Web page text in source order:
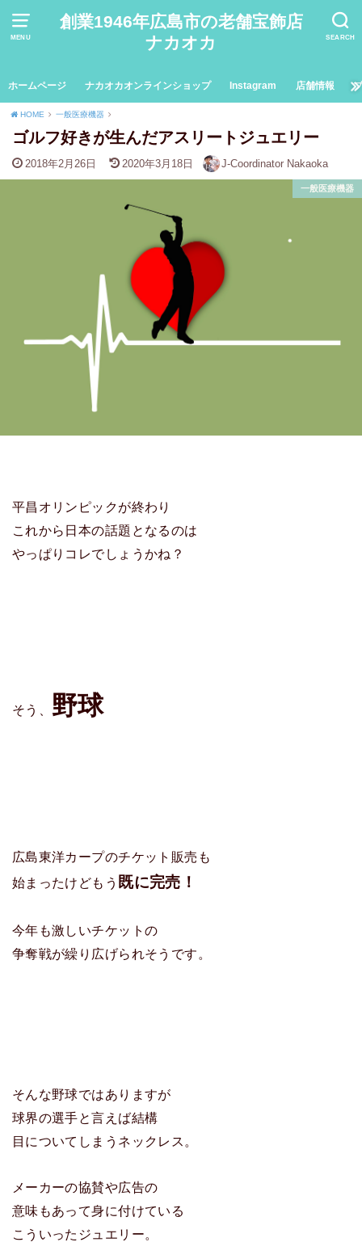
MENU SEARCH
創業1946年広島市の老舗宝飾店
ナカオカ
ホームページ ナカオカオンラインショップ Instagram 店舗情報
HOME 一般医療機器
ゴルフ好きが生んだアスリートジュエリー
2018年2月26日 2020年3月18日 J-Coordinator Nakaoka
一般医療機器
平昌オリンピックが終わり
これから日本の話題となるのは
やっぱりコレでしょうかね？
そう、野球
広島東洋カープのチケット販売も
始まったけどもう 既に完売！
今年も激しいチケットの
争奪戦が繰り広げられそうです。
そんな野球ではありますが
球界の選手と言えば結構
目についてしまうネックレス。
メーカーの協賛や広告の
意味もあって身に付けている
こういったジュエリー。